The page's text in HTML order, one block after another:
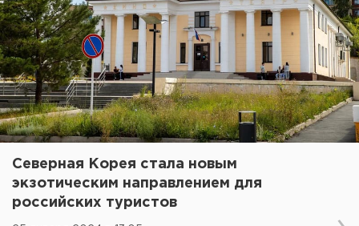
Северная Корея стала новым
экзотическим направлением для
российских туристов